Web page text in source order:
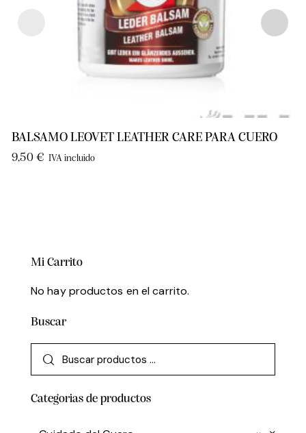
BALSAMO LEOVET LEATHER CARE PARA CUERO
9,50 € IVA incluido
Mi Carrito
No hay productos en el carrito.
Buscar
Categorias de productos